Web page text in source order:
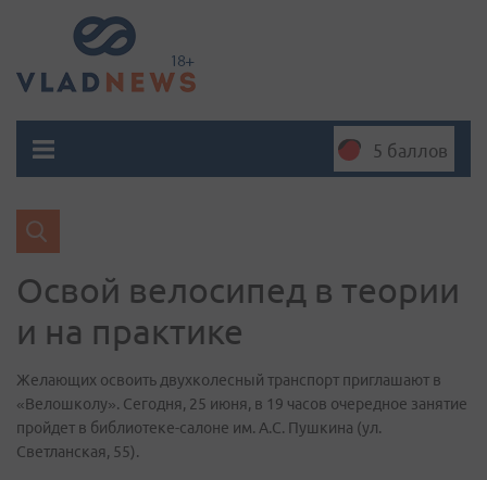
5 баллов
Освой велосипед в теории
и на практике
Желающих освоить двухколесный транспорт приглашают в
«Велошколу». Сегодня, 25 июня, в 19 часов очередное занятие
пройдет в библиотеке-салоне им. А.С. Пушкина (ул.
Светланская, 55).